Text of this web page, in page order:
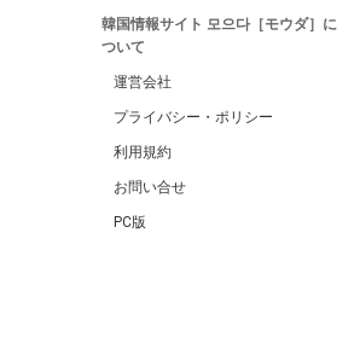
韓国情報サイト 모으다［モウダ］に
ついて
運営会社
プライバシー・ポリシー
利用規約
お問い合せ
PC版